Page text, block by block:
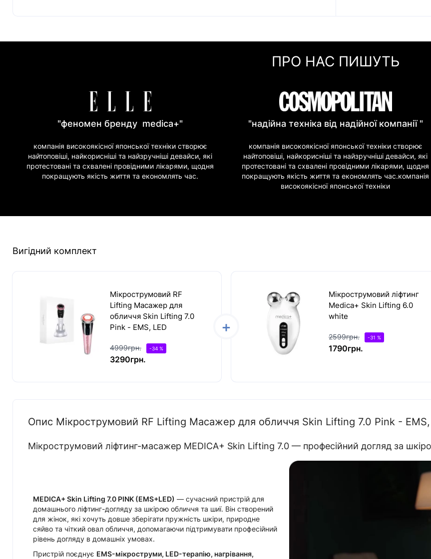
Миттєва
Покупка
ПРО НАС ПИШУТЬ
"феномен бренду medica+"
компанія високоякісної японської техніки створює
найтоповіші, найкорисніші та найзручніші девайси, які
протестовані та схвалені провідними лікарями, щодня
покращують якість життя та економлять час.
"надійна техніка від надійної компанії "
компанія високоякісної японської техніки створює
найтоповіші, найкорисніші та найзручніші девайси, які
протестовані та схвалені провідними лікарями, щодня
покращують якість життя та економлять час.компанія
високоякісної японської техніки
Вигідний комплект
Мікрострумовий RF
Lifting Масажер для
обличчя Skin Lifting 7.0
Pink - EMS, LED
4999грн. -34 %
3290грн.
Мікрострумовий ліфтинг
Medica+ Skin Lifting 6.0
white
2599грн. -31 %
1790грн.
Опис Мікрострумовий RF Lifting Масажер для обличчя Skin Lifting 7.0 Pink - EMS,
Мікрострумовий ліфтинг-масажер MEDICA+ Skin Lifting 7.0 — професійний догляд за
MEDICA+ Skin Lifting 7.0 PINK (EMS+LED) — сучасний пристрій для
домашнього ліфтинг-догляду за шкірою обличчя та шиї. Він створений
для жінок, які хочуть довше зберігати пружність шкіри, природне
сяйво та чіткий овал обличчя, допомагаючи підтримувати професійний
рівень догляду в домашніх умовах.
Пристрій поєднує EMS-мікроструми, LED-терапію, нагрівання,